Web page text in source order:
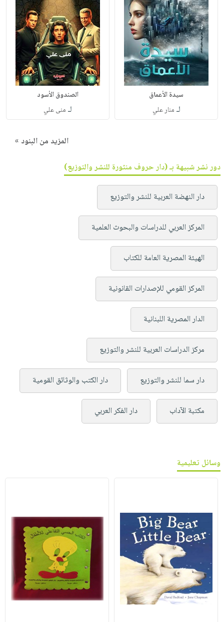
سيدة الأعماق
لـ منار علي
الصندوق الأسود
لـ منى علي
المزيد من البنود »
دور نشر شبيهة بـ (دار حروف منثورة للنشر والتوزيع)
دار النهضة العربية للنشر والتوزيع
المركز العربي للدراسات والبحوث العلمية
الهيئة المصرية العامة للكتاب
المركز القومي للإصدارات القانونية
الدار المصرية اللبنانية
مركز الدراسات العربية للنشر والتوزيع
دار سما للنشر والتوزيع دار الكتب والوثائق القومية
مكتبة الآداب دار الفكر العربي
وسائل تعليمية